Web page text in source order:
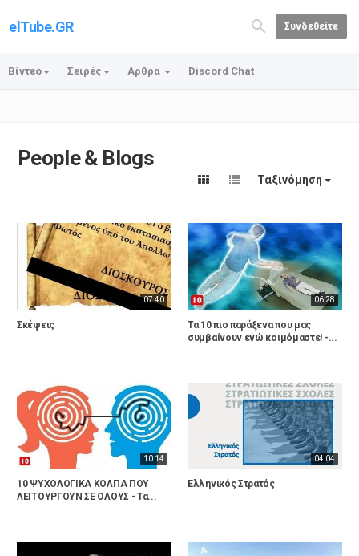
elTube.GR Συνδεθείτε
Βίντεο Σειρές Αρθρα Discord Chat
People & Blogs
Ταξινόμηση
07:40
Σκέψεις
06:28
Τα 10 πιο παράξενα που μας
συμβαίνουν ενώ κοιμόμαστε! -...
10:14
10 ΨΥΧΟΛΟΓΙΚΑ ΚΟΛΠΑ ΠΟΥ
ΛΕΙΤΟΥΡΓΟΥΝ ΣΕ ΟΛΟΥΣ - Τα...
04:04
Ελληνικός Στρατός